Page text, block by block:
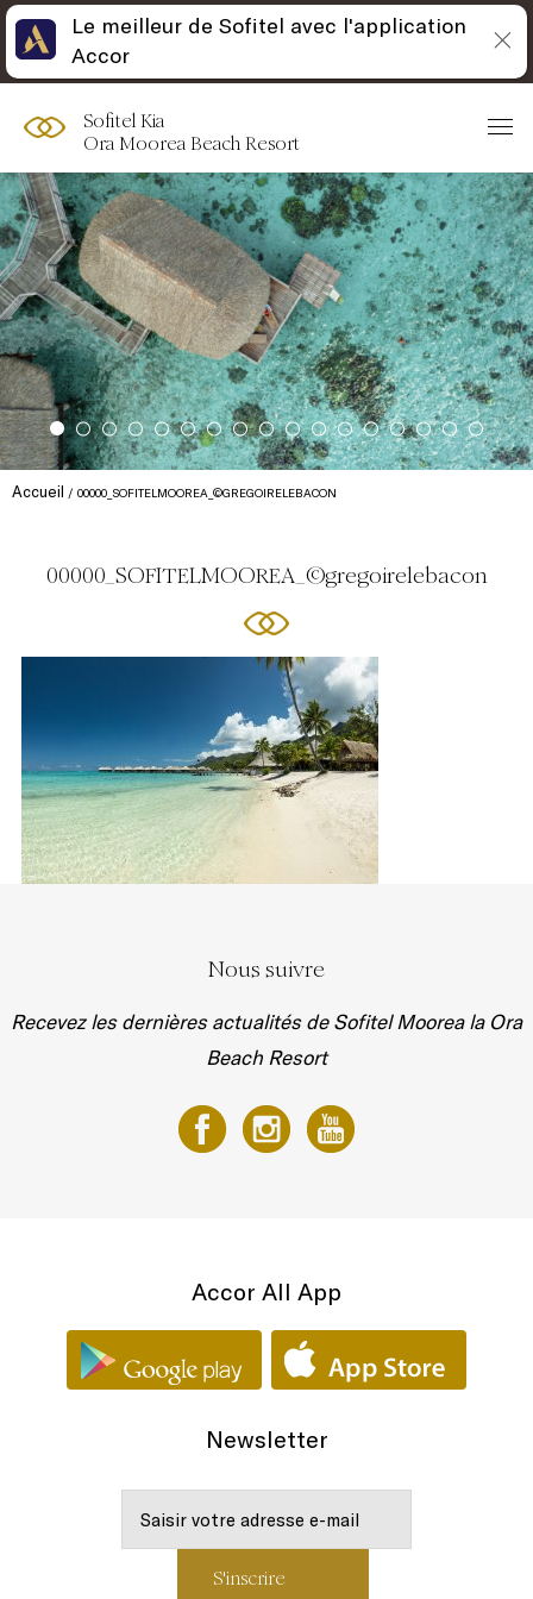
Sofitel Kia
Ora Moorea Beach Resort
Accueil 00000_SOFITELMOOREA_©GREGOIRELEBACON
00000_SOFITELMOOREA_©gregoirelebacon
Nous suivre
Recevez les dernières actualités de Sofitel Moorea la Ora
Beach Resort
Accor All App
Newsletter
Le meilleur de Sofitel avec l'application
Accor